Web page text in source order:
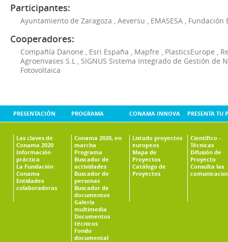
Participantes:
Ayuntamiento de Zaragoza Aeversu EMASESA Fundación
Cooperadores:
Compañía Danone Esri España Mapfre PlasticsEurope
Agroenvases S.L
SIGNUS Sistema Integrado de Gestión de
Fotovoltaica
PRESENTACIÓN
Las claves de
Conama 2020
Información
práctica
La Fundación
Conama
Entidades
colaboradoras
PROGRAMA
Conama 2020, en
marcha
Programa
Buscador de
actividades
Buscador de
personas
Buscador de
documentos
Galería
multimedia
Documentos
técnicos
Fondo
documental
CONAMA INNOVA
Listado proyectos
europeos
Mapa de
Proyectos
Catálogo de
Proyectos
PRESENTA TU
Científico -
Técnicas
Difusión de
Proyecto
Consulta las